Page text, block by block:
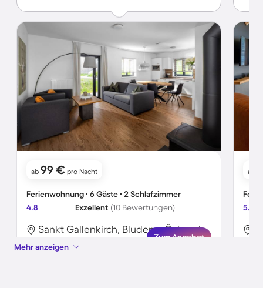
ab 99 € pro Nacht
Ferienwohnung ∙ 6 Gäste ∙ 2 Schlafzimmer
4.8
Exzellent (10 Bewertungen)
Sankt Gallenkirch, Bludenz, Österreich
Zum Angebot
ab
5.0
Mehr anzeigen